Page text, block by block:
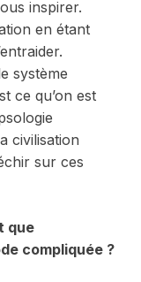
inspirer.
en étant
système
ce qu’on est
civilisation
sur ces
que
compliquée ?